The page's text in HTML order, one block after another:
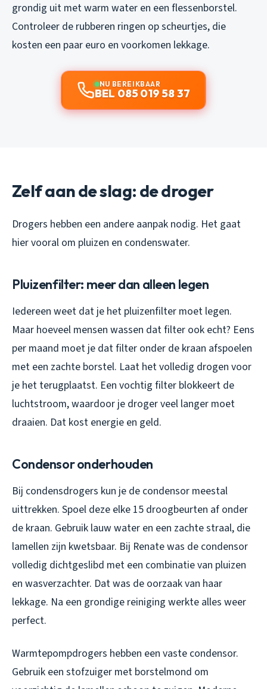
grondig uit met warm water en een flessenborstel.
Controleer de rubberen ringen op scheurtjes, die
kosten een paar euro en voorkomen lekkage.
NU BEREIKBAAR
BEL 085 019 58 37
Zelf aan de slag: de droger
Drogers hebben een andere aanpak nodig. Het gaat
hier vooral om pluizen en condenswater.
Pluizenfilter: meer dan alleen legen
Iedereen weet dat je het pluizenfilter moet legen.
Maar hoeveel mensen wassen dat filter ook echt? Eens
per maand moet je dat filter onder de kraan afspoelen
met een zachte borstel. Laat het volledig drogen voor
je het terugplaatst. Een vochtig filter blokkeert de
luchtstroom, waardoor je droger veel langer moet
draaien. Dat kost energie en geld.
Condensor onderhouden
Bij condensdrogers kun je de condensor meestal
uittrekken. Spoel deze elke 15 droogbeurten af onder
de kraan. Gebruik lauw water en een zachte straal, die
lamellen zijn kwetsbaar. Bij Renate was de condensor
volledig dichtgeslibd met een combinatie van pluizen
en wasverzachter. Dat was de oorzaak van haar
lekkage. Na een grondige reiniging werkte alles weer
perfect.
Warmtepompdrogers hebben een vaste condensor.
Gebruik een stofzuiger met borstelmond om